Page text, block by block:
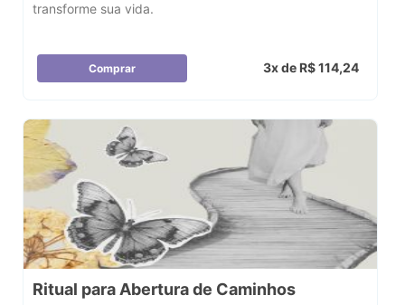
transforme sua vida.
Comprar 3x de R$ 114,24
Ritual para Abertura de Caminhos